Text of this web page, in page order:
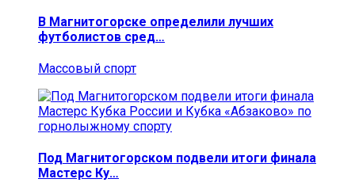
В Магнитогорске определили лучших
футболистов сред…
Массовый спорт
Под Магнитогорском подвели итоги финала
Мастерс Ку…